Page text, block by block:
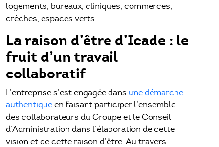
logements, bureaux, cliniques, commerces,
crèches, espaces verts.
La raison d’être d’Icade : le
fruit d’un travail
collaboratif
L’entreprise s’est engagée dans une démarche
authentiqueen faisant participer l’ensemble
des collaborateurs du Groupe et le Conseil
d’Administration dans l’élaboration de cette
vision et de cette raison d’être. Au travers